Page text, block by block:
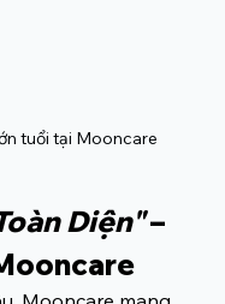
tuổi tại Mooncare
Diện" –